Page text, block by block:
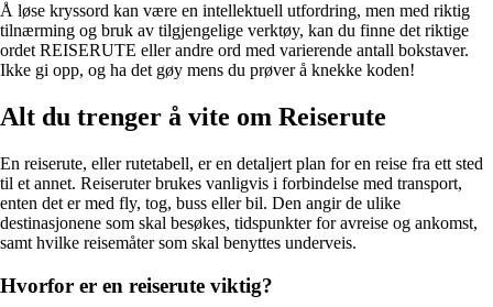
Å løse kryssord kan være en intellektuell utfordring, men med riktig
tilnærming og bruk av tilgjengelige verktøy, kan du finne det riktige
ordet REISERUTE eller andre ord med varierende antall bokstaver.
Ikke gi opp, og ha det gøy mens du prøver å knekke koden!
Alt du trenger å vite om Reiserute
En reiserute, eller rutetabell, er en detaljert plan for en reise fra ett sted
til et annet. Reiseruter brukes vanligvis i forbindelse med transport,
enten det er med fly, tog, buss eller bil. Den angir de ulike
destinasjonene som skal besøkes, tidspunkter for avreise og ankomst,
samt hvilke reisemåter som skal benyttes underveis.
Hvorfor er en reiserute viktig?